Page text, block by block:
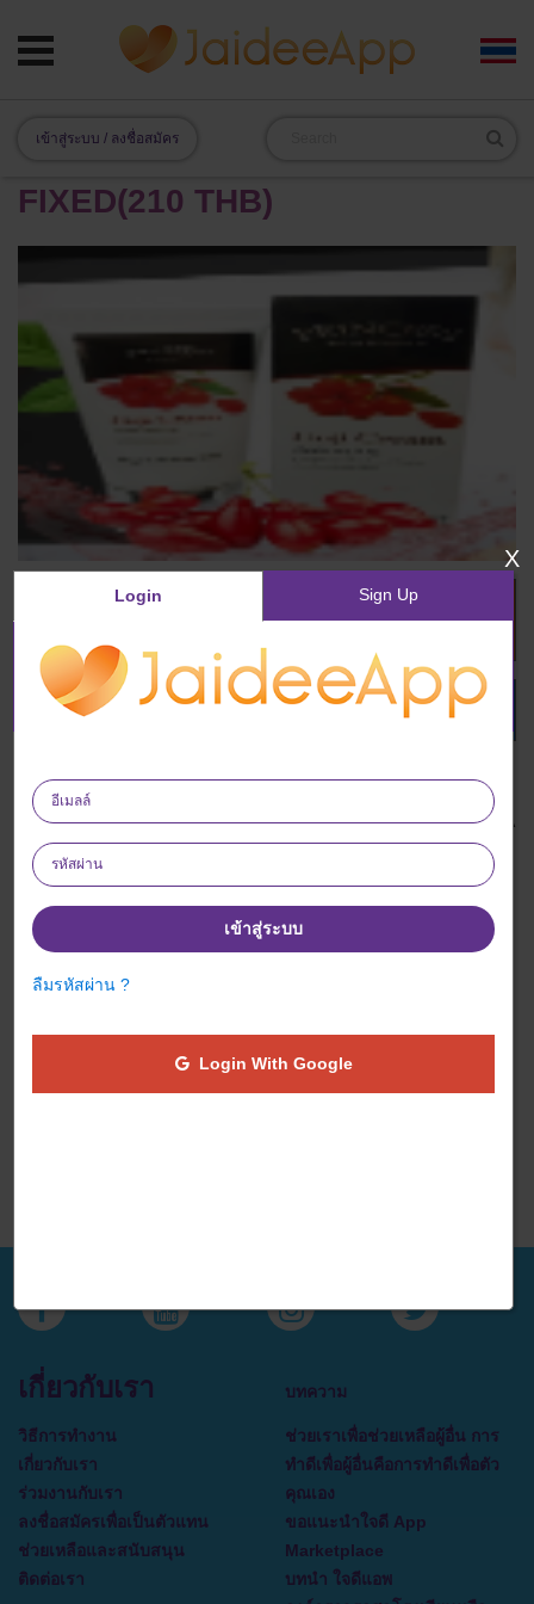
เข้าสู่ระบบ / ลงชื่อสมัคร
FIXED(210 THB)
ซื้อสินค้าทันที
เพิ่มรายการโปรด
Cream is used to reduce wrinkles effectively Which is a
component that can cope with aging wrinkles effectively. Vitamin A
causes deep wrinkles to be more shallow Stimulates blood
circulation Helps to detoxify the skin Thus resulting in the skin
natural extracts. Which was created with the latest high-class
innovations from Hendold. Therefore, this cream has more than 7
times more vitamin and mineral components compared to
products in the same group. With P-P factor and beta-carotene in
make the skin look younger This cream also stimulates
Regeneration of skin cells The facial skin will also receive the
X
Login Sign Up
เข้าสู่ระบบ
ลืมรหัสผ่าน ?
Login With Google
เกี่ยวกับเรา
วิธีการทำงาน
เกี่ยวกับเรา
ร่วมงานกับเรา
ลงชื่อสมัครเพื่อเป็นตัวแทน
ช่วยเหลือและสนับสนุน
ติดต่อเรา
บทความ
ช่วยเราเพื่อช่วยเหลือผู้อื่น การ
ทำดีเพื่อผู้อื่นคือการทำดีเพื่อตัว
คุณเอง
ขอแนะนำใจดี App
Marketplace
บทนำ ใจดีแอพ